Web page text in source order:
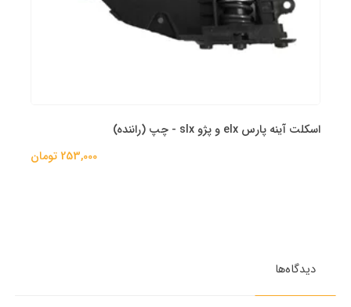
اسکلت آینه پارس elx و پژو slx - چپ (راننده)
253,000 تومان
دیدگاه‌ها